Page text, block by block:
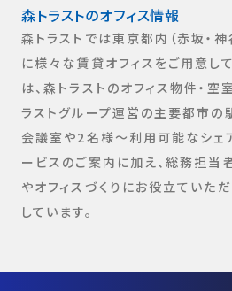
森トラストのオフィス情報​
森トラストでは東京都内（赤坂・
に様々な賃貸オフィスをご用意し
は、森トラストのオフィス物件・空
ラストグループ運営の主要都市の
会議室や2名様～利用可能なシェ
ービスのご案内に加え、総務担当
やオフィスづくりにお役立ていた
しています。